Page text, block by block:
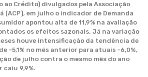
ao Crédito) divulgados pela Associação
(ACP), em julho o indicador de Demanda
apontou alta de 11,9% na avaliação
os efeitos sazonais. Já na variação
houve intensificação da tendência de
-5,1% no mês anterior para atuais -6,0%,
de julho contra o mesmo mês do ano
9,9%.